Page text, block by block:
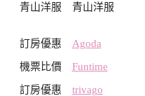
青山洋服 青山洋服
訂房優惠 Agoda
機票比價 Funtime
訂房優惠 trivago